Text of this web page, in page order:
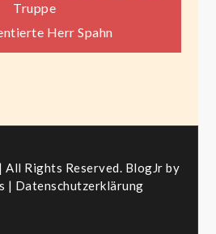
Truppe
Herr Spahn
Rights Reserved. BlogJr by
| Datenschutzerklärung